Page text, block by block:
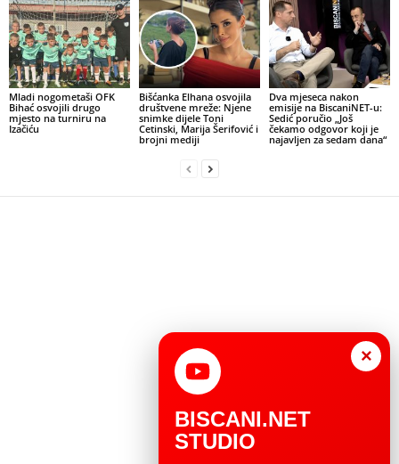
Mladi nogometaši OFK
Bihać osvojili drugo
mjesto na turniru na
Izačiću
Bišćanka Elhana osvojila
društvene mreže: Njene
snimke dijele Toni
Cetinski, Marija Šerifović i
brojni mediji
Dva mjeseca nakon
emisije na BiscaniNET-u:
Sedić poručio „Još
čekamo odgovor koji je
najavljen za sedam dana“
×
BISCANI.NET
STUDIO